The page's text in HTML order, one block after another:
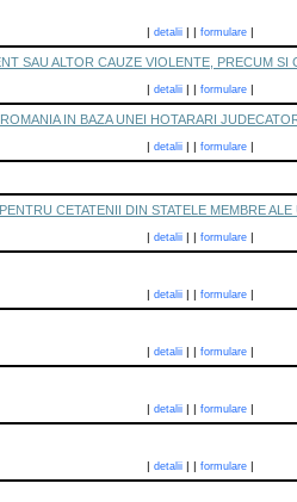
| detalii | | formulare |
SAU ALTOR CAUZE VIOLENTE, PRECUM SI
| detalii | | formulare |
IN BAZA UNEI HOTARARI
| detalii | | formulare |
CETATENII DIN STATELE MEMBRE ALE
| detalii | | formulare |
| detalii | | formulare |
| detalii | | formulare |
| detalii | | formulare |
| detalii | | formulare |